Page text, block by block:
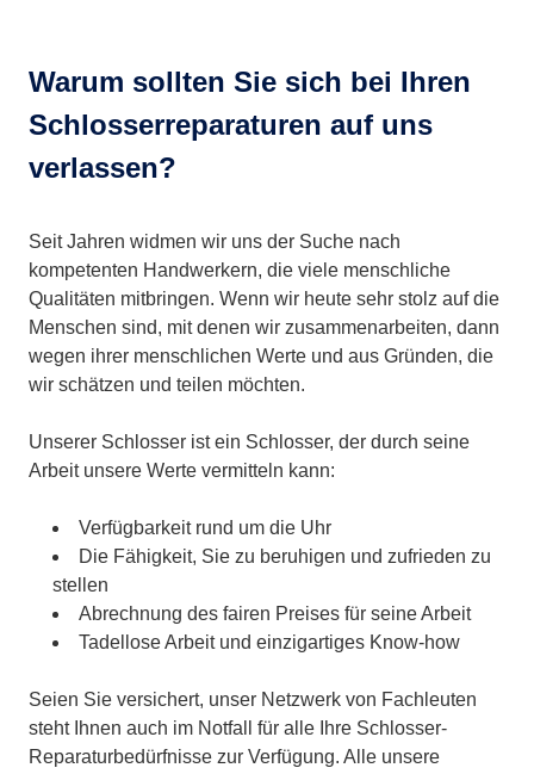
Warum sollten Sie sich bei Ihren
Schlosserreparaturen auf uns
verlassen?
Seit Jahren widmen wir uns der Suche nach
kompetenten Handwerkern, die viele menschliche
Qualitäten mitbringen. Wenn wir heute sehr stolz auf die
Menschen sind, mit denen wir zusammenarbeiten, dann
wegen ihrer menschlichen Werte und aus Gründen, die
wir schätzen und teilen möchten.
Unserer Schlosser ist ein Schlosser, der durch seine
Arbeit unsere Werte vermitteln kann:
Verfügbarkeit rund um die Uhr
Die Fähigkeit, Sie zu beruhigen und zufrieden zu
stellen
Abrechnung des fairen Preises für seine Arbeit
Tadellose Arbeit und einzigartiges Know-how
Seien Sie versichert, unser Netzwerk von Fachleuten
steht Ihnen auch im Notfall für alle Ihre Schlosser-
Reparaturbedürfnisse zur Verfügung. Alle unsere